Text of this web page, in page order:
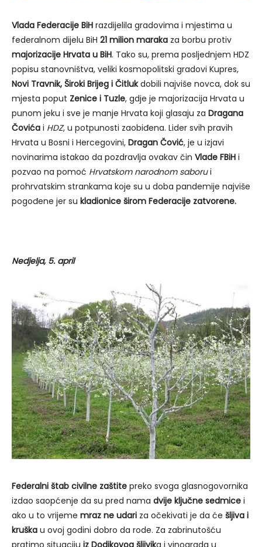
Vlada Federacije BiH razdijelila gradovima i mjestima u
federalnom dijelu BiH 21 milion maraka za borbu protiv
majorizacije Hrvata u BiH. Tako su, prema posljednjem HDZ
popisu stanovništva, veliki kosmopolitski gradovi Kupres,
Novi Travnik, Široki Brijeg i Čitlukdobili najviše novca, dok su
mjesta poput Zenice i Tuzle, gdje je majorizacija Hrvata u
punom jeku i sve je manje Hrvata koji glasaju za Dragana
Čovića i HDZ, u potpunosti zaobiđena. Lider svih pravih
Hrvata u Bosni i Hercegovini, Dragan Čović, je u izjavi
novinarima istakao da pozdravlja ovakav čin Vlade FBiH i
pozvao na pomoć Hrvatskom narodnom saborui
prohrvatskim strankama koje su u doba pandemije najviše
pogođene jer su kladionice širom Federacije zatvorene.
Nedjelja, 5. april
Federalni štab civilne zaštite preko svoga glasnogovornika
izdao saopćenje da su pred nama dvije ključne sedmice i
ako u to vrijeme mraz ne udari za očekivati je da će šljiva i
kruška u ovoj godini dobro da rode. Za zabrinutošću
pratimo situaciju iz Dodikovog šljivika i vinograda u